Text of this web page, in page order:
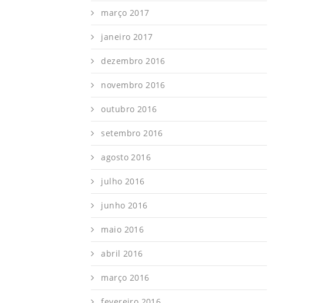
março 2017
janeiro 2017
dezembro 2016
novembro 2016
outubro 2016
setembro 2016
agosto 2016
julho 2016
junho 2016
maio 2016
abril 2016
março 2016